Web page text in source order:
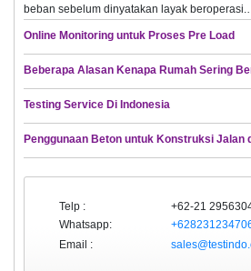
beban sebelum dinyatakan layak
Online Monitoring untuk Proses Pre Load
Beberapa Alasan Kenapa Rumah Sering
Testing Service Di Indonesia
Penggunaan Beton untuk Konstruksi Jalan
Telp :
+62-21
Whatsapp:
Email :